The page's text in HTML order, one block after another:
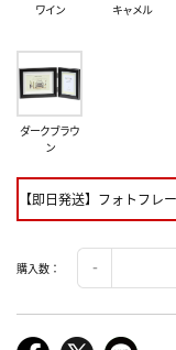
ワイン キャメル
ダークブラウ
ン
【即日発送】フォトフレ
購入数：